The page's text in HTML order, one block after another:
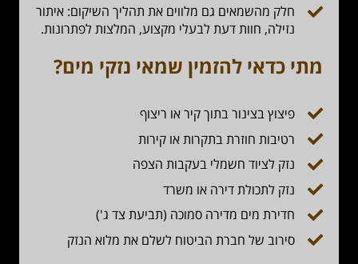
חלק מהשמאים גם מלווים את תהליך השיקום: איתור
נזילה, חוות דעת לבעלי מקצוע, המלצות לפתרונות.
מתי כדאי להזמין שמאי נזקי מים?
פיצוץ בצינור בתוך קיר או ריצוף
רטיבות חוזרת בתקרות או קירות
נזק לציוד חשמלי בעקבות הצפה
נזק לתכולת דירה או משרד
חדירת מים מדירה סמוכה (תביעת צד ג')
סירוב של חברת הביטוח לשלם את מלוא הנזק